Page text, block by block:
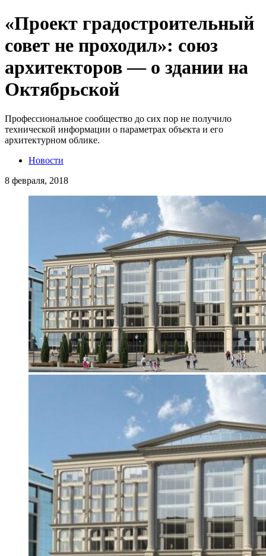
«Проект градостроительный
совет не проходил»: союз
архитекторов — о здании на
Октябрьской
Профессиональное сообщество до сих пор не получило
технической информации о параметрах объекта и его
архитектурном облике.
Новости
8 февраля, 2018